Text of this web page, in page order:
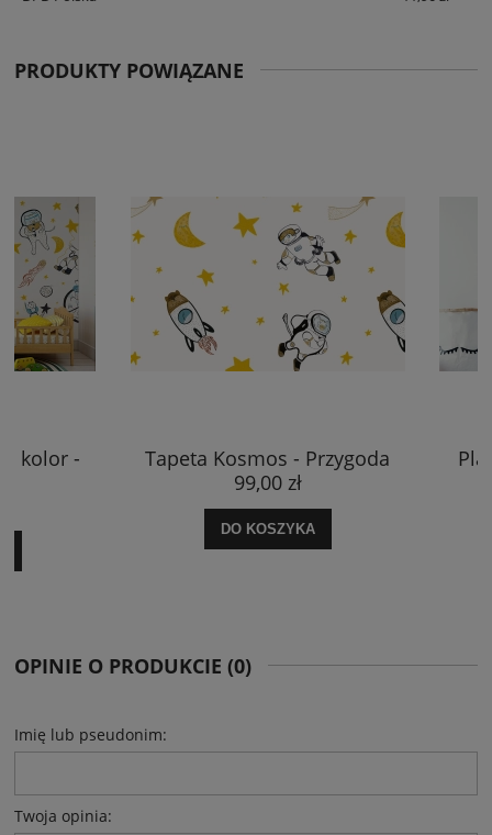
PRODUKTY POWIĄZANE
Tapeta Kosmos - Przygoda
Plakat
OPINIE O PRODUKCIE (0)
Imię lub pseudonim:
Twoja opinia: